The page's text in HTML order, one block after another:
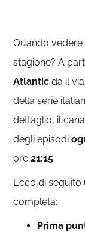
Quando
stagione? A
Atlanticdà il
della serie
dettaglio, il
degli episodi
ore21:15.
Ecco di
completa:
Prima